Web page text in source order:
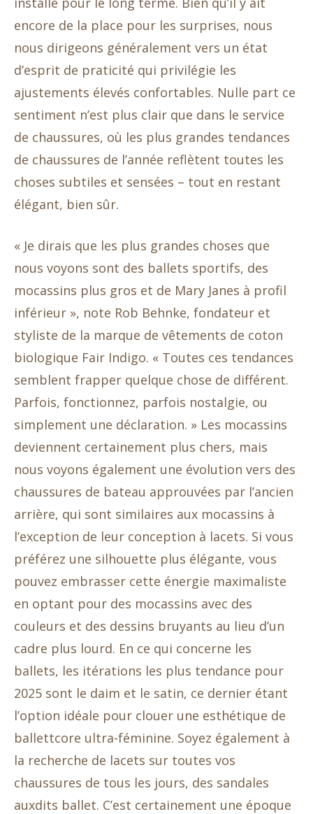
encore de la place pour les surprises, nous
nous dirigeons généralement vers un état
d’esprit de praticité qui privilégie les
ajustements élevés confortables. Nulle part ce
sentiment n’est plus clair que dans le service
de chaussures, où les plus grandes tendances
de chaussures de l’année reflètent toutes les
choses subtiles et sensées – tout en restant
élégant, bien sûr.
« Je dirais que les plus grandes choses que
nous voyons sont des ballets sportifs, des
mocassins plus gros et de Mary Janes à profil
inférieur », note Rob Behnke, fondateur et
styliste de la marque de vêtements de coton
biologique Fair Indigo. « Toutes ces tendances
semblent frapper quelque chose de différent.
Parfois, fonctionnez, parfois nostalgie, ou
simplement une déclaration. » Les mocassins
deviennent certainement plus chers, mais
nous voyons également une évolution vers des
chaussures de bateau approuvées par l’ancien
arrière, qui sont similaires aux mocassins à
l’exception de leur conception à lacets. Si vous
préférez une silhouette plus élégante, vous
pouvez embrasser cette énergie maximaliste
en optant pour des mocassins avec des
couleurs et des dessins bruyants au lieu d’un
cadre plus lourd. En ce qui concerne les
ballets, les itérations les plus tendance pour
2025 sont le daim et le satin, ce dernier étant
l’option idéale pour clouer une esthétique de
ballettcore ultra-féminine. Soyez également à
la recherche de lacets sur toutes vos
chaussures de tous les jours, des sandales
auxdits ballet. C’est certainement une époque